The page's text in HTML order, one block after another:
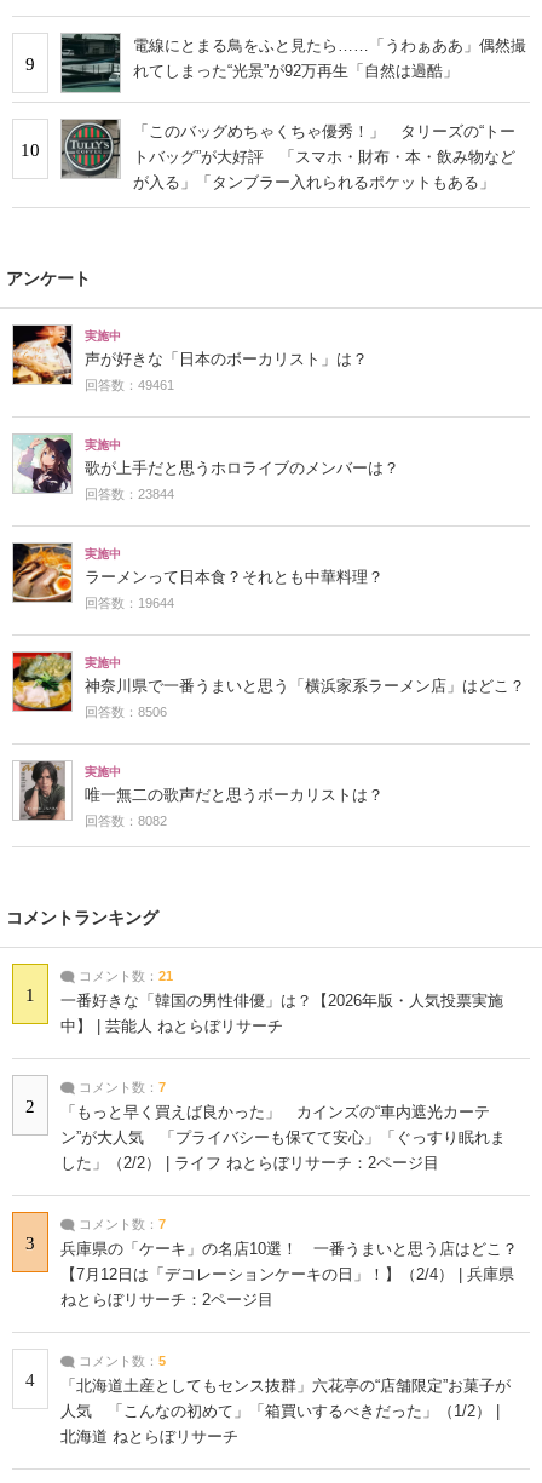
9
電線にとまる鳥をふと見たら……「うわぁああ」偶然撮
れてしまった“光景”が92万再生「自然は過酷」
10
「このバッグめちゃくちゃ優秀！」 タリーズの“トー
トバッグ”が大好評 「スマホ・財布・本・飲み物など
が入る」「タンブラー入れられるポケットもある」
アンケート
実施中
声が好きな「日本のボーカリスト」は？
回答数：49461
実施中
歌が上手だと思うホロライブのメンバーは？
回答数：23844
実施中
ラーメンって日本食？それとも中華料理？
回答数：19644
実施中
神奈川県で一番うまいと思う「横浜家系ラーメン店」はどこ？
回答数：8506
実施中
唯一無二の歌声だと思うボーカリストは？
回答数：8082
コメントランキング
1
コメント数： 21
一番好きな「韓国の男性俳優」は？【2026年版・人気投票実施
中】 | 芸能人 ねとらぼリサーチ
2
コメント数： 7
「もっと早く買えば良かった」 カインズの“車内遮光カーテ
ン”が大人気 「プライバシーも保てて安心」「ぐっすり眠れま
した」（2/2） | ライフ ねとらぼリサーチ：2ページ目
3
コメント数： 7
兵庫県の「ケーキ」の名店10選！ 一番うまいと思う店はどこ？
【7月12日は「デコレーションケーキの日」！】（2/4） | 兵庫県
ねとらぼリサーチ：2ページ目
4
コメント数： 5
「北海道土産としてもセンス抜群」六花亭の“店舗限定”お菓子が
人気 「こんなの初めて」「箱買いするべきだった」（1/2） |
北海道 ねとらぼリサーチ